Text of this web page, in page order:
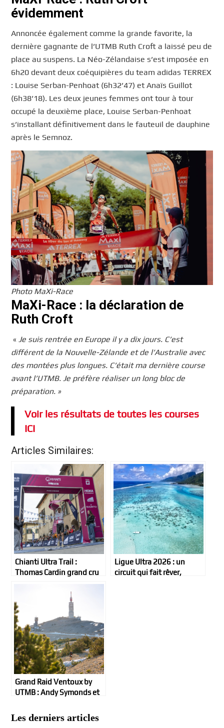
évidemment
Annoncée également comme la grande favorite, la
dernière gagnante de l’UTMB Ruth Croft a laissé peu de
place au suspens. La Néo-Zélandaise s’est imposée en
6h20 devant deux coéquipières du team adidas TERREX
: Louise Serban-Penhoat (6h32’47) et Anaïs Guillot
(6h38’18). Les deux jeunes femmes ont tour à tour
occupé la deuxième place, Louise Serban-Penhoat
s’installant définitivement dans le fauteuil de dauphine
après le Semnoz.
Photo MaXi-Race
MaXi-Race : la déclaration de
Ruth Croft
«Je suis rentrée en Europe il y a dix jours. C’est
différent de la Nouvelle-Zélande et de l’Australie avec
des montées plus longues. C’était ma dernière course
avant l’UTMB. Je préfère réaliser un long bloc de
préparation. »
Voir les résultats de toutes les courses
ICI
Articles Similaires:
Chianti Ultra Trail :
Thomas Cardin grand cru
Dauwalter au finsih
Ligue Ultra 2026 : un
circuit qui fait rêver,
Grand Raid Ventoux by
UTMB : Andy Symonds et
Géants !
Les derniers articles